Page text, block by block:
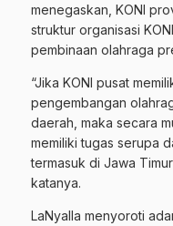
menegaskan, KONI
struktur organisasi
pembinaan olahraga
“Jika KONI pusat
pengembangan
daerah, maka secara
memiliki tugas serupa
termasuk di Jawa
katanya.
LaNyalla menyoroti